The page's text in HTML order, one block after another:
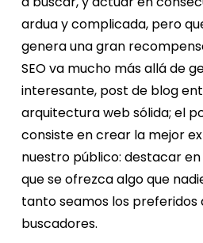
ardua y complicada, pero
genera una gran
SEO va mucho más allá de
interesante, post de blog
arquitectura web sólida; el
consiste en crear la mejor
nuestro público: destacar
que se ofrezca algo que
tanto seamos los preferidos
buscadores.